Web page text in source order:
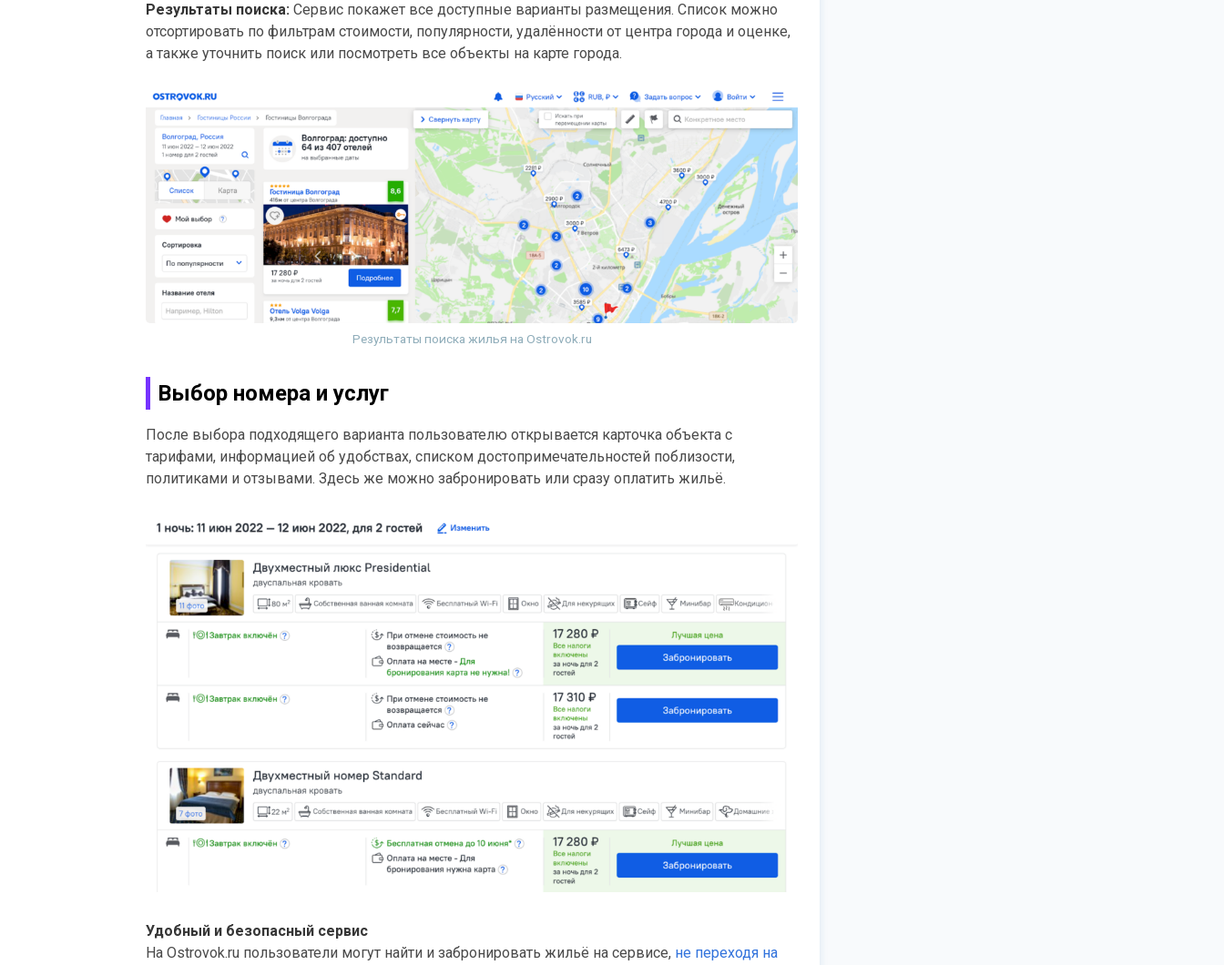
Результаты поиска: Сервис покажет все доступные варианты размещения. Список можно
отсортировать по фильтрам стоимости, популярности, удалённости от центра города и оценке,
а также уточнить поиск или посмотреть все объекты на карте города.
Результаты поиска жилья на Ostrovok.ru
Выбор номера и услуг
После выбора подходящего варианта пользователю открывается карточка объекта с
тарифами, информацией об удобствах, списком достопримечательностей поблизости,
политиками и отзывами. Здесь же можно забронировать или сразу оплатить жильё.
Удобный и безопасный сервис
На Ostrovok.ru пользователи могут найти и забронировать жильё на сервисе, не переходя на